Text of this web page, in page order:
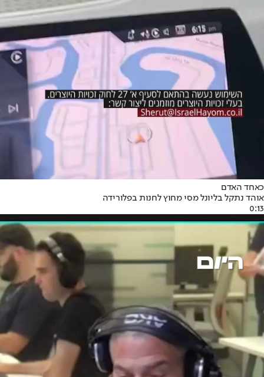
כאחד האדם
אוהד נתקל בליונל מסי מחוץ לחנות בפלורידה
0:13